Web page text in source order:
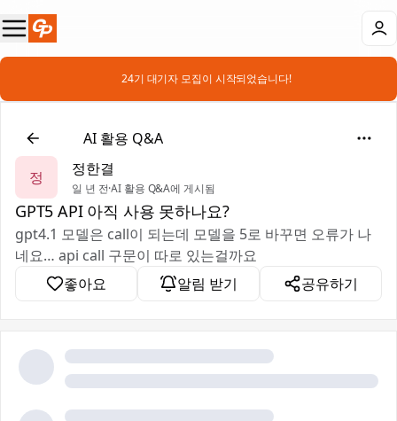
📣 24기 대기자 모집이 시작되었습니다!
❓AI 활용 Q&A
정
정한결
일 년 전·AI 활용 Q&A에 게시됨
GPT5 API 아직 사용 못하나요?
gpt4.1 모델은 call이 되는데 모델을 5로 바꾸면 오류가 나
네요… api call 구문이 따로 있는걸까요
좋아요
알림 받기 공유하기